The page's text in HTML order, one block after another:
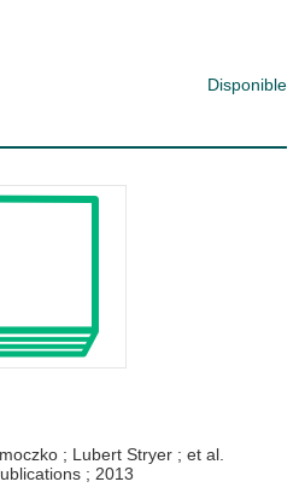
Disponible
; Lubert Stryer ; et al.
; 2013